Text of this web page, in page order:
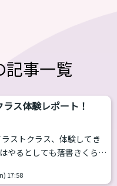
記事一覧
ス体験レポート！
ストクラス、体験してき
やるとしても落書きくらい
けどチャレンジしてきまし
17:58